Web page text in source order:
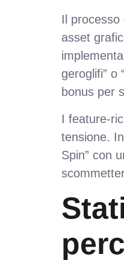
Il processo
asset
geroglifi” o
bonus per
I
tensione.
Spin” con